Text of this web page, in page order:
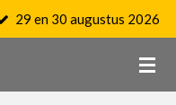
29 en 30 augustus 2026